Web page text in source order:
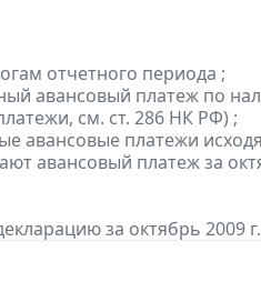
отчетного периода ;
авансовый платеж по
см. ст. 286 НК РФ) ;
авансовые платежи
авансовый платеж за
за октябрь 2009 г.